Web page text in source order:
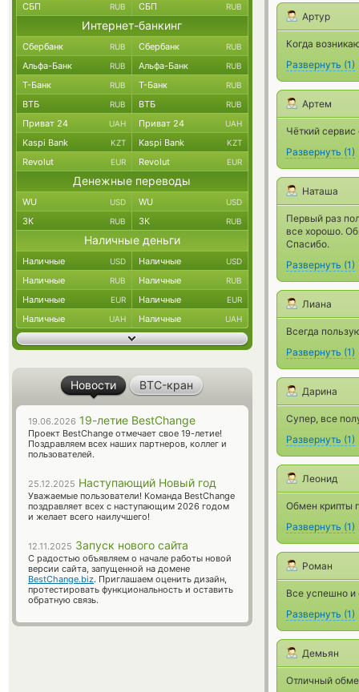
Артур
Когда
Развернуть (1)
Артем
Чёткий
Развернуть (1)
Наташа
Первый раз
все хорошо.
Спасибо.
Развернуть (1)
Лиана
Всегда
Развернуть (1)
Дарина
Супер, все
Развернуть (1)
Леонид
Обмен крипты
Развернуть (1)
Роман
Все успешно и
Развернуть (1)
Демьян
Отличный
СБП RUB СБП RUB
Интернет-банкинг
Сбербанк RUB Сбербанк RUB
Альфа-Банк RUB Альфа-Банк RUB
Т-Банк RUB Т-Банк RUB
ВТБ RUB ВТБ RUB
Приват 24 UAH Приват 24 UAH
Kaspi Bank KZT Kaspi Bank KZT
Revolut EUR Revolut EUR
Денежные переводы
WU USD WU USD
ЗК RUB ЗК RUB
Наличные деньги
Наличные USD Наличные USD
Наличные RUB Наличные RUB
Наличные EUR Наличные EUR
Наличные UAH Наличные UAH
Новости BTC-кран
19.06.2026 19-летие BestChange
Проект BestChange отмечает свое 19-летие!
Поздравляем всех наших партнеров, коллег и
пользователей.
25.12.2025 Наступающий Новый год
Уважаемые пользователи! Команда BestChange
поздравляет всех с наступающим 2026 годом
и желает всего наилучшего!
12.11.2025 Запуск нового сайта
С радостью объявляем о начале работы новой
версии сайта, запущенной на домене
BestChange.biz. Приглашаем оценить дизайн,
протестировать функциональность и оставить
обратную связь.